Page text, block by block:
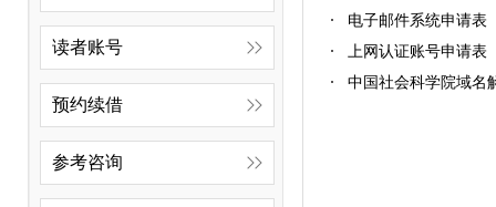
读者账号
预约续借
参考咨询
电子邮件系统申请表
上网认证账号申请表
中国社会科学院域名